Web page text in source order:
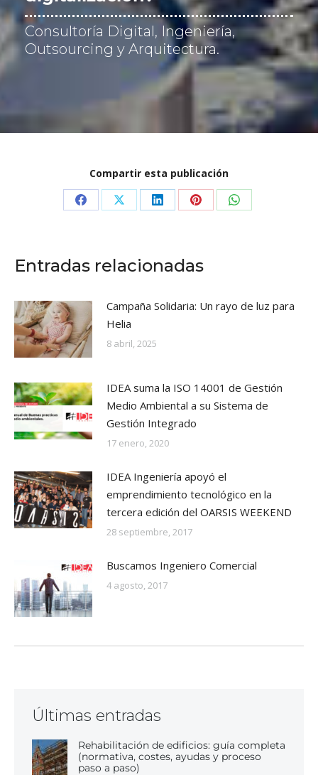
c
i
ó
Consultoría Digital, Ingeniería,
Outsourcing y Arquitectura.
Compartir esta publicación
Share Share Share Share Share
Entradas relacionadas
Campaña Solidaria: Un rayo de luz para
Helia
8 abril, 2025
IDEA suma la ISO 14001 de Gestión
Medio Ambiental a su Sistema de
Gestión Integrado
17 enero, 2020
IDEA Ingeniería apoyó el
emprendimiento tecnológico en la
tercera edición del OARSIS WEEKEND
28 septiembre, 2017
Buscamos Ingeniero Comercial
4 agosto, 2017
Últimas entradas
Rehabilitación de edificios: guía completa
(normativa, costes, ayudas y proceso
paso a paso)